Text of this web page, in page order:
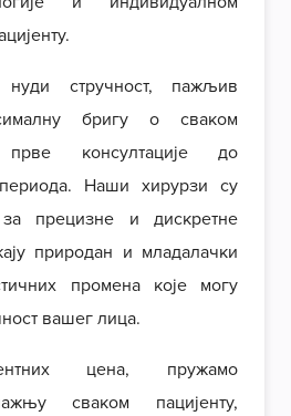
нуди стручност, пажљив
бригу о сваком
консултације до
периода. Наши хирурзи су
за прецизне и дискретне
природан и младалачки
промена које могу
вашег лица.
цена, пружамо
сваком пацијенту,